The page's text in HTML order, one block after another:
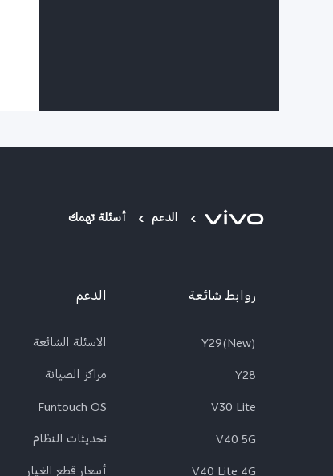
الدعم أسئلة تهمك
روابط شائعة
Y29(New)
Y28
V30 Lite
V40 5G
الدعم
الاسئلة الشائعة
مراكز الصيانة
Funtouch OS
تحديثات النظام